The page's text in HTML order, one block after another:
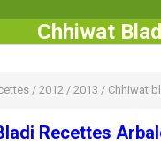
Chhiwat
/ 2012 / 2013 / Chhiwat
Recettes